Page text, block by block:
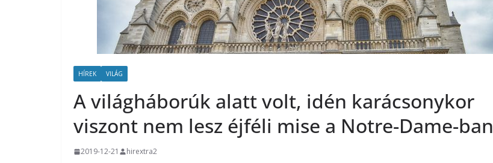
HÍREK VILÁG
A világháborúk alatt volt, idén karácsonykor
viszont nem lesz éjféli mise a Notre-Dame-ban
2019-12-21 hirextra2